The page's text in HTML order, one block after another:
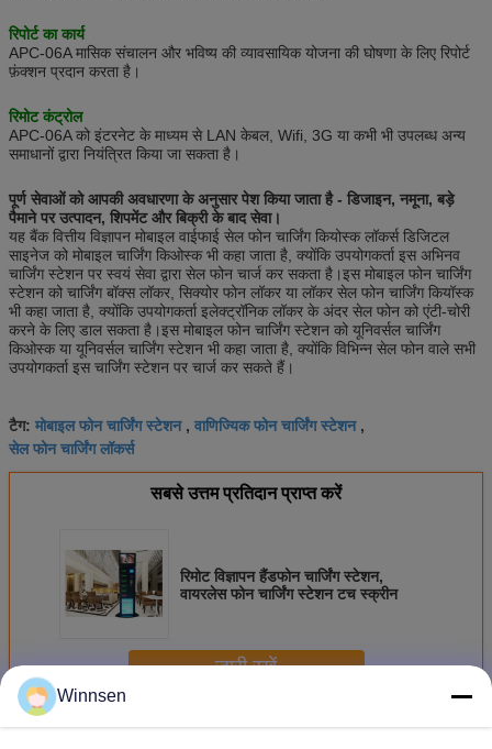
रिपोर्ट का कार्य
APC-06A मासिक संचालन और भविष्य की व्यावसायिक योजना की घोषणा के लिए रिपोर्ट
फ़ंक्शन प्रदान करता है।
रिमोट कंट्रोल
APC-06A को इंटरनेट के माध्यम से LAN केबल, Wifi, 3G या कभी भी उपलब्ध अन्य
समाधानों द्वारा नियंत्रित किया जा सकता है।
पूर्ण सेवाओं को आपकी अवधारणा के अनुसार पेश किया जाता है - डिजाइन, नमूना, बड़े
पैमाने पर उत्पादन, शिपमेंट और बिक्री के बाद सेवा।
यह बैंक वित्तीय विज्ञापन मोबाइल वाईफाई सेल फोन चार्जिंग कियोस्क लॉकर्स डिजिटल
साइनेज को मोबाइल चार्जिंग किओस्क भी कहा जाता है, क्योंकि उपयोगकर्ता इस अभिनव
चार्जिंग स्टेशन पर स्वयं सेवा द्वारा सेल फोन चार्ज कर सकता है।इस मोबाइल फोन चार्जिंग
स्टेशन को चार्जिंग बॉक्स लॉकर, सिक्योर फोन लॉकर या लॉकर सेल फोन चार्जिंग कियॉस्क
भी कहा जाता है, क्योंकि उपयोगकर्ता इलेक्ट्रॉनिक लॉकर के अंदर सेल फोन को एंटी-चोरी
करने के लिए डाल सकता है।इस मोबाइल फोन चार्जिंग स्टेशन को यूनिवर्सल चार्जिंग
किओस्क या यूनिवर्सल चार्जिंग स्टेशन भी कहा जाता है, क्योंकि विभिन्न सेल फोन वाले सभी
उपयोगकर्ता इस चार्जिंग स्टेशन पर चार्ज कर सकते हैं।
टैग: मोबाइल फोन चार्जिंग स्टेशन, वाणिज्यिक फोन चार्जिंग स्टेशन,
सेल फोन चार्जिंग लॉकर्स
सबसे उत्तम प्रतिदान प्राप्त करें
रिमोट विज्ञापन हैंडफोन चार्जिंग स्टेशन,
वायरलेस फोन चार्जिंग स्टेशन टच स्क्रीन
जारी रखें
अधिकसेल फोन चार्जिंग स्टेशनों
Winnsen